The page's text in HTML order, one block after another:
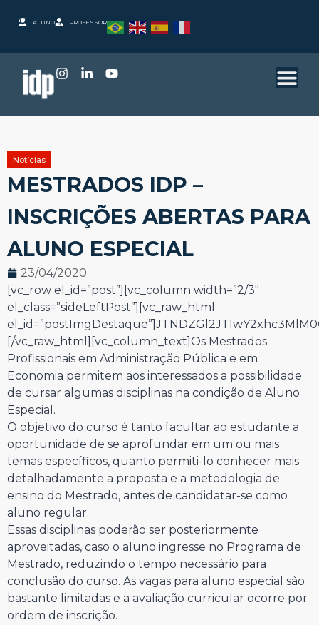
ALUNO PROFESSOR
Notícias
MESTRADOS IDP –
INSCRIÇÕES ABERTAS PARA
ALUNO ESPECIAL
23/04/2020
[vc_row el_id=”post”][vc_column width=”2/3″
el_class=”sideLeftPost”][vc_raw_html
[/vc_raw_html][vc_column_text]Os Mestrados
Profissionais em Administração Pública e em
Economia permitem aos interessados a possibilidade
de cursar algumas disciplinas na condição de Aluno
Especial.
O objetivo do curso é tanto facultar ao estudante a
oportunidade de se aprofundar em um ou mais
temas específicos, quanto permiti-lo conhecer mais
detalhadamente a proposta e a metodologia de
ensino do Mestrado, antes de candidatar-se como
aluno regular.
Essas disciplinas poderão ser posteriormente
aproveitadas, caso o aluno ingresse no Programa de
Mestrado, reduzindo o tempo necessário para
conclusão do curso. As vagas para aluno especial são
bastante limitadas e a avaliação curricular ocorre por
ordem de inscrição.